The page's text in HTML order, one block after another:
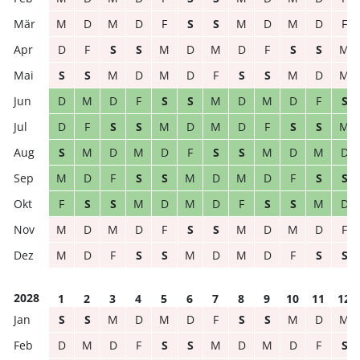
M
D M D F S S M D M D
F
D
F S S M D M D F S S
M
S
S M D M D F S S M D
M
D
M D F S S M D M D F
S
D
F S S M D M D F S S
M
S
M D M D F S S M D M
D
M
D F S S M D M D F S
S
F
S S M D M D F S S M
D
M
D M D F S S M D M D
F
M
D F S S M D M D F S S
2028 1 2 3 4 5 6 7 8 9 10 11
12
S
S M D M D F S S M D
M
D
M D F S S M D M D F S